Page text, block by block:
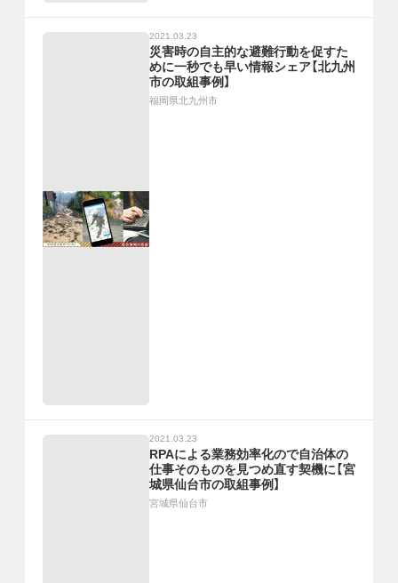
2021.03.23
災害時の自主的な避難行動を促すた
めに一秒でも早い情報シェア【北九州
市の取組事例】
福岡県北九州市
2021.03.23
RPAによる業務効率化ので自治体の
仕事そのものを見つめ直す契機に【宮
城県仙台市の取組事例】
宮城県仙台市